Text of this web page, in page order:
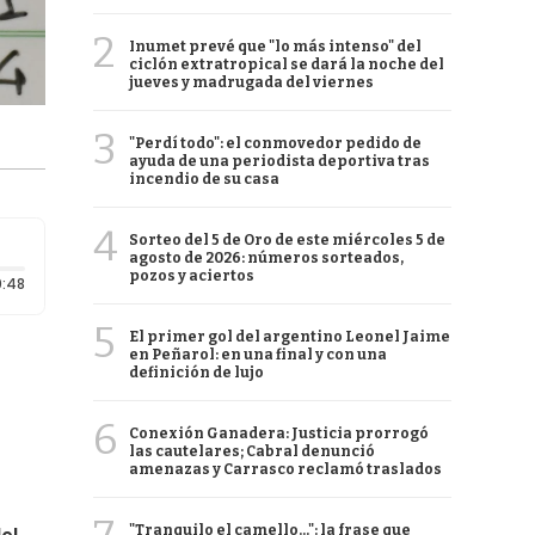
Duración: 48 segundos
2
Inumet prevé que "lo más intenso" del
ciclón extratropical se dará la noche del
jueves y madrugada del viernes
3
"Perdí todo": el conmovedor pedido de
ayuda de una periodista deportiva tras
incendio de su casa
4
Sorteo del 5 de Oro de este miércoles 5 de
agosto de 2026: números sorteados,
pozos y aciertos
5
El primer gol del argentino Leonel Jaime
en Peñarol: en una final y con una
definición de lujo
6
Conexión Ganadera: Justicia prorrogó
las cautelares; Cabral denunció
amenazas y Carrasco reclamó traslados
"Tranquilo el camello...": la frase que